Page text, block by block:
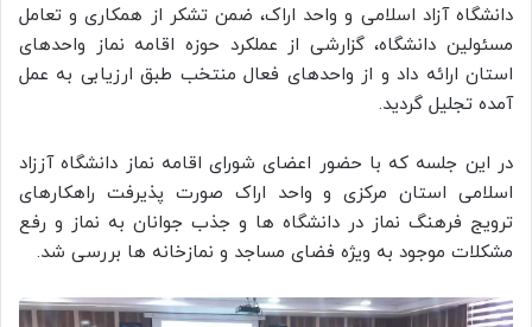
دانشگاه آزاد اسلامی و واحد اراک، ضمن تشکر از همکاری و تعامل
مسئولین دانشگاه، گزارشی از عملکرد حوزه اقامه نماز واحدهای
استان ارائه داد و از واحدهای فعال منتخب طبق ارزیابی به عمل
آمده تجلیل گردید.
در این جلسه که با حضور اعضای شورای اقامه نماز دانشگاه آززاد
اسلامی استان مرکزی و واحد اراک صورت پذیرفت راهکارهای
ترویج فرهنگ نماز در دانشگاه ها و جذب جوانان به نماز و رفع
مشکلات موجود به ویژه فضای مساجد و نمازخانه ها بررسی شد.